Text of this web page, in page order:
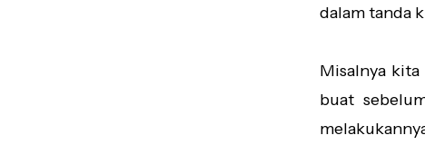
dalam tanda
Misalnya
buat